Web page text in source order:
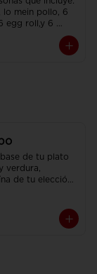
lo mein pollo, 6
egg roll,y 6
de tu plato
verdura,
de tu elección,